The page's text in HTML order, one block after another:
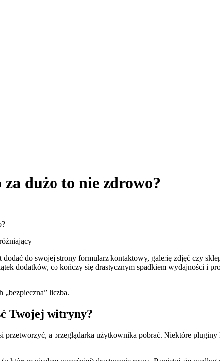
dużo to nie zdrowo?
do swojej strony formularz kontaktowy, galerię zdjęć czy
dodatków, co kończy się drastycznym spadkiem wydajności i
„bezpieczna” liczba.
Twojej witryny?
a przeglądarka użytkownika pobrać. Niektóre pluginy